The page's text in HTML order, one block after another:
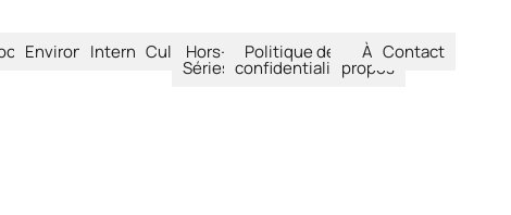
EnvironnementInternational
CultureHors-
Séries
Politique de
confidentialité
À
propos
Contact